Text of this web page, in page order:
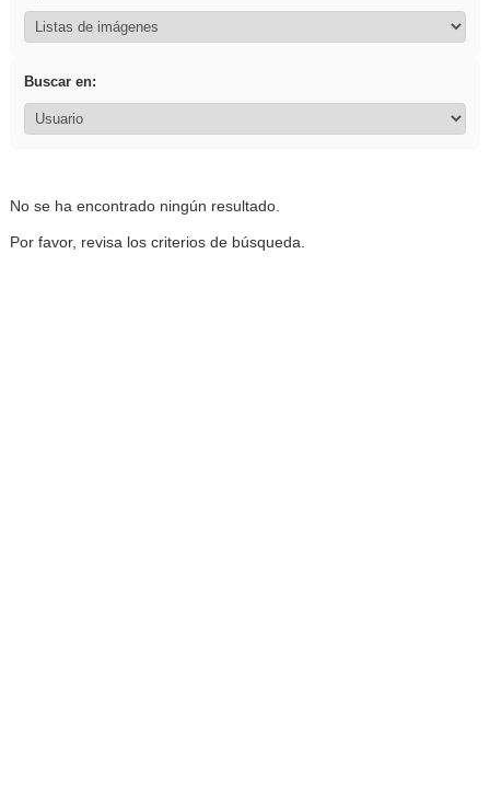
Buscar en:
No se ha encontrado ningún resultado.
Por favor, revisa los criterios de búsqueda.